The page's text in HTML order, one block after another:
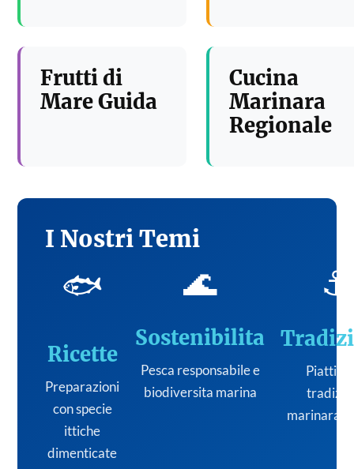
Frutti di
Mare Guida
Cucina
Marinara
Regionale
I Nostri Temi
🐟
Ricette
Preparazioni
con specie
ittiche
dimenticate
🌊
Sostenibilita
Pesca responsabile e
biodiversita marina
⚓
Piatti
marinara